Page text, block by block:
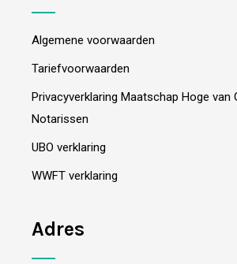
Algemene voorwaarden
Tariefvoorwaarden
Privacyverklaring Maatschap Hoge van
Notarissen
UBO verklaring
WWFT verklaring
Adres